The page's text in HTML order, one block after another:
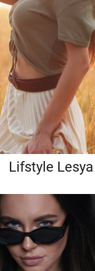
Lifstyle Lesya